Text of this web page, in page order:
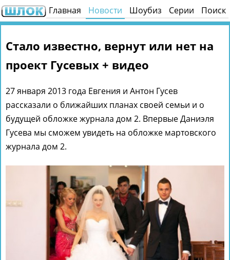
Главная Новости Шоубиз Серии Поиск
Стало известно, вернут или нет на
проект Гусевых + видео
27 января 2013 года Евгения и Антон Гусев
рассказали о ближайших планах своей семьи и о
будущей обложке журнала дом 2. Впервые Даниэля
Гусева мы сможем увидеть на обложке мартовского
журнала дом 2.